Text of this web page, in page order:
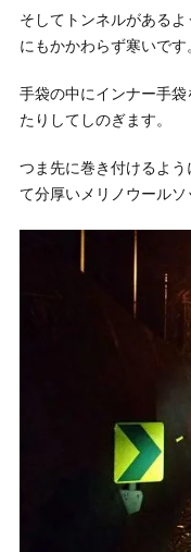
そしてトンネルがある
にもかかわらず寒いです
手袋の中にインナー手
たりしてしのぎます。
つま先に巻き付けるよ
て分厚いメリノウールソ